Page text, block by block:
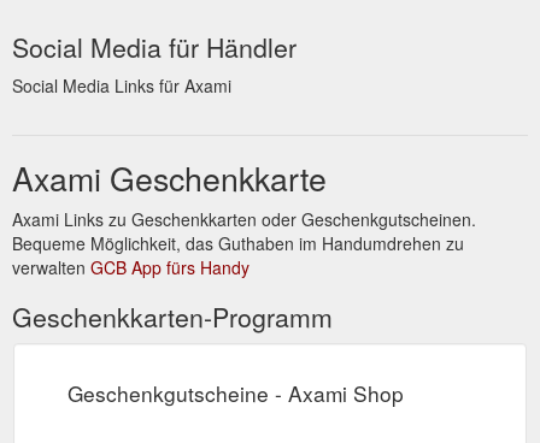
Social Media für Händler
Social Media Links für Axami
Axami Geschenkkarte
Axami Links zu Geschenkkarten oder Geschenkgutscheinen.
Bequeme Möglichkeit, das Guthaben im Handumdrehen zu
verwalten GCB App fürs Handy
Geschenkkarten-Programm
Geschenkgutscheine - Axami Shop